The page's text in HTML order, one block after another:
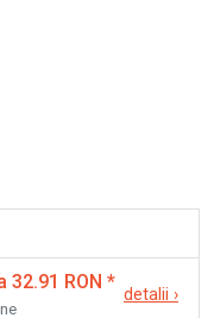
32.91 RON *
detalii ›